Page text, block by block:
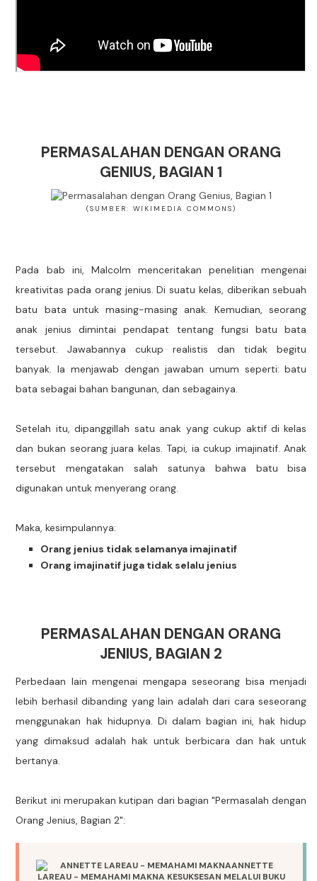
PERMASALAHAN DENGAN ORANG
GENIUS, BAGIAN 1
(SUMBER: WIKIMEDIA COMMONS)
Pada bab ini, Malcolm menceritakan penelitian mengenai
kreativitas pada orang jenius. Di suatu kelas, diberikan sebuah
batu bata untuk masing-masing anak. Kemudian, seorang
anak jenius dimintai pendapat tentang fungsi batu bata
tersebut. Jawabannya cukup realistis dan tidak begitu
banyak. Ia menjawab dengan jawaban umum seperti: batu
bata sebagai bahan bangunan, dan sebagainya.
Setelah itu, dipanggillah satu anak yang cukup aktif di kelas
dan bukan seorang juara kelas. Tapi, ia cukup imajinatif. Anak
tersebut mengatakan salah satunya bahwa batu bisa
digunakan untuk menyerang orang.
Maka, kesimpulannya:
Orang jenius tidak selamanya imajinatif
Orang imajinatif juga tidak selalu jenius
PERMASALAHAN DENGAN ORANG
JENIUS, BAGIAN 2
Perbedaan lain mengenai mengapa seseorang bisa menjadi
lebih berhasil dibanding yang lain adalah dari cara seseorang
menggunakan hak hidupnya. Di dalam bagian ini, hak hidup
yang dimaksud adalah hak untuk berbicara dan hak untuk
bertanya.
Berikut ini merupakan kutipan dari bagian "Permasalah dengan
Orang Jenius, Bagian 2":